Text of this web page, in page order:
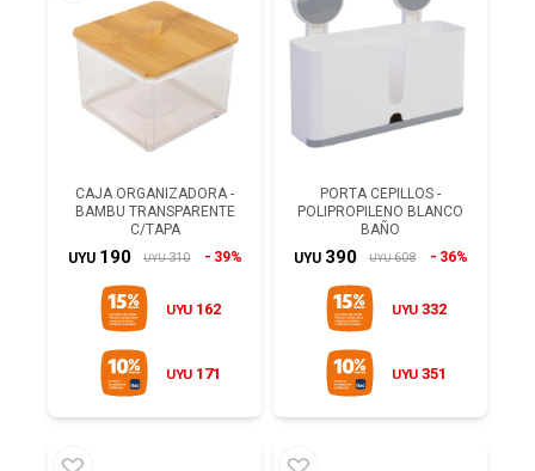
CAJA ORGANIZADORA -
BAMBU TRANSPARENTE
C/TAPA
UYU 190 UYU 310 39%
UYU 162
UYU 171
PORTA CEPILLOS -
POLIPROPILENO BLANCO
BAÑO
UYU 390 UYU 608 36%
UYU 332
UYU 351